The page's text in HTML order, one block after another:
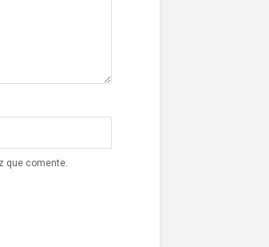
que comente.